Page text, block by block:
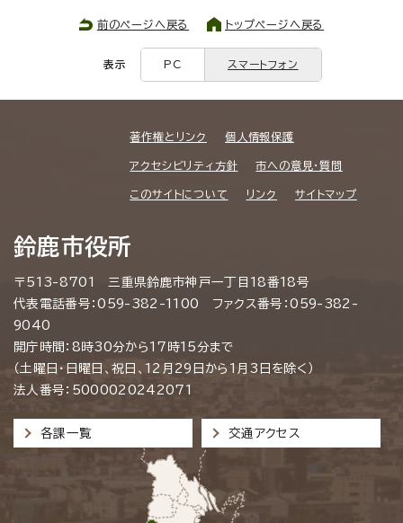
前のページへ戻る トップページへ戻る
表示 PC スマートフォン
著作権とリンク 個人情報保護
アクセシビリティ方針 市への意見・質問
このサイトについて リンク サイトマップ
鈴鹿市役所
〒513-8701 三重県鈴鹿市神戸一丁目18番18号
代表電話番号：059-382-1100 ファクス番号：059-382-
9040
開庁時間：8時30分から17時15分まで
（土曜日・日曜日、祝日、12月29日から1月3日を除く）
法人番号：5000020242071
各課一覧 交通アクセス